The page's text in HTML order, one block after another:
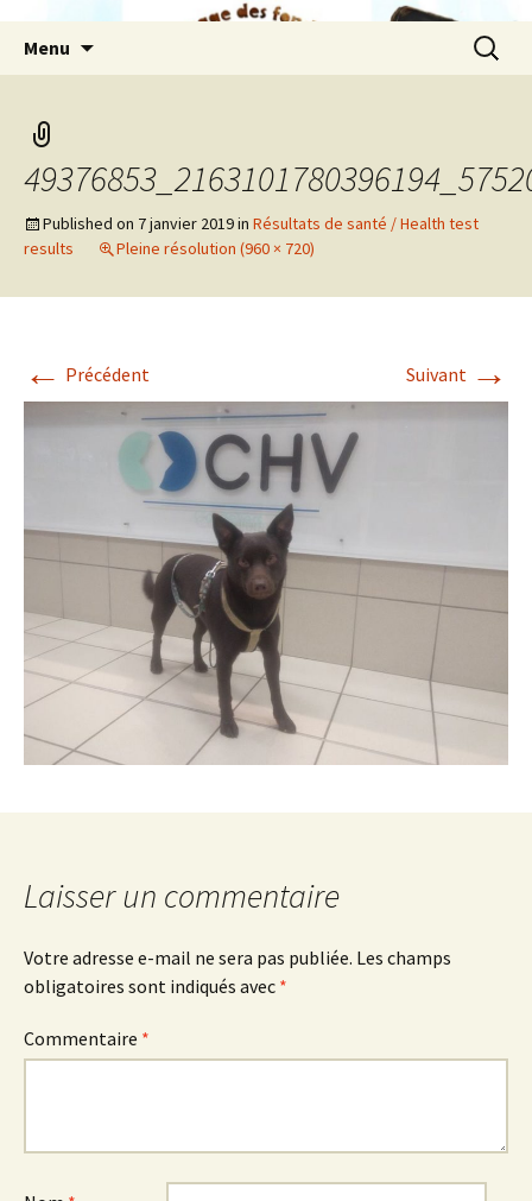
Menu
Published on 7 janvier 2019in Résultats de santé / Health test
results
Pleine résolution (960 × 720)
← Précédent Suivant →
Laisser un commentaire
Votre adresse e-mail ne sera pas publiée. Les champs
obligatoires sont indiqués avec *
Commentaire *